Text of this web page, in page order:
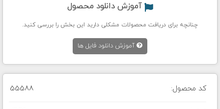
آموزش دانلود محصول
چنانچه برای دریافت محصولات مشکلی دارید این بخش را بررسی کنید.
آموزش دانلود فایل ها
کد محصول: 55588